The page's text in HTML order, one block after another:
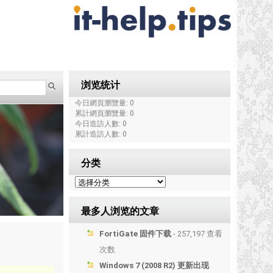
浏览统计
今日網頁瀏覽量: 0
累計網頁瀏覽量: 0
今日造訪人數: 0
累計造訪人數: 0
分类
最多人浏览的文章
FortiGate 固件下载 - 257,197 查看
次数
Windows 7 (2008 R2) 更新出现